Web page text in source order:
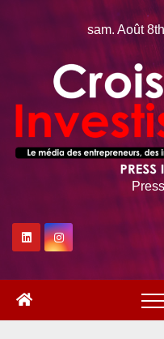
sam. Août